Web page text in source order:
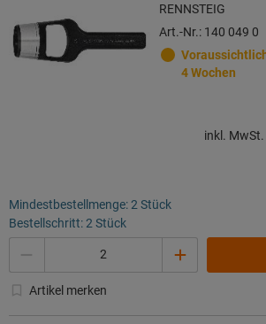
RENNSTEIG
Art.-Nr.: 140 049 0
4 Wochen
inkl. MwSt.
Mindestbestellmenge: 2 Stück
Bestellschritt: 2 Stück
Artikel merken